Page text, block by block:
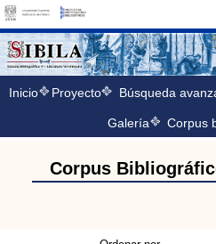
Inicio Proyecto Búsqueda
Galería Corpus
Corpus